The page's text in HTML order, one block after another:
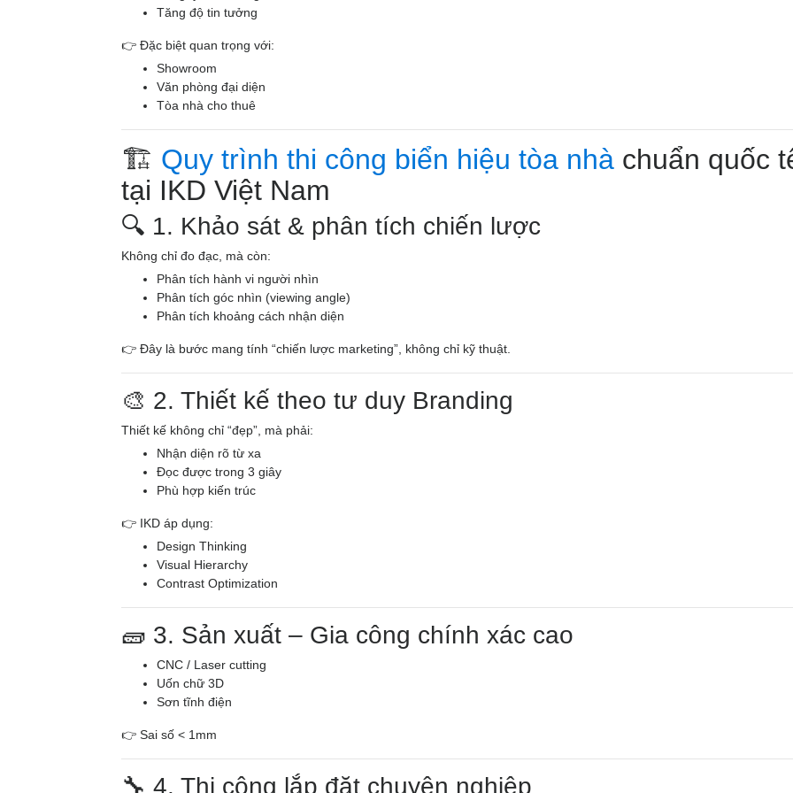
Tăng độ tin tưởng
👉 Đặc biệt quan trọng với:
Showroom
Văn phòng đại diện
Tòa nhà cho thuê
🏗️ Quy trình thi công biển hiệu tòa nhà chuẩn quốc
tại IKD Việt Nam
🔍 1. Khảo sát & phân tích chiến lược
Không chỉ đo đạc, mà còn:
Phân tích hành vi người nhìn
Phân tích góc nhìn (viewing angle)
Phân tích khoảng cách nhận diện
👉 Đây là bước mang tính “chiến lược marketing”, không chỉ kỹ thuật.
🎨 2. Thiết kế theo tư duy Branding
Thiết kế không chỉ “đẹp”, mà phải:
Nhận diện rõ từ xa
Đọc được trong 3 giây
Phù hợp kiến trúc
👉 IKD áp dụng:
Design Thinking
Visual Hierarchy
Contrast Optimization
🧱 3. Sản xuất – Gia công chính xác cao
CNC / Laser cutting
Uốn chữ 3D
Sơn tĩnh điện
👉 Sai số < 1mm
🔧 4. Thi công lắp đặt chuyên nghiệp